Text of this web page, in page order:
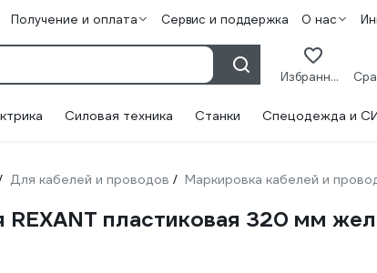
Получение и оплата Сервис и поддержка О нас
Избранное
Силовая техника Станки Спецодежда и
Для кабелей и проводов / Маркировка кабелей и
пластиковая 320 мм